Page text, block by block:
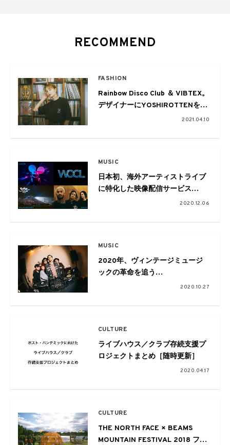
RECOMMEND
FASHION
Rainbow Disco Club ＆ VIBTEX。
デザイナーにYOSHIROTTENを迎
え、抗ウイルス機能を兼ね備えた
2021.04.10
MUSIC
日本初、海外アーティストライブ
に特化した映像配信サービス
2020.12.06
MUSIC
2020年、ヴィンテージミュージ
ックの革命を追う
2020.10.27
CULTURE
ライブハウス／クラブ存続支援プ
ロジェクトまとめ［随時更新］
2020.04.17
CULTURE
THE NORTH FACE × BEAMS
MOUNTAIN FESTIVAL 2018 フォ